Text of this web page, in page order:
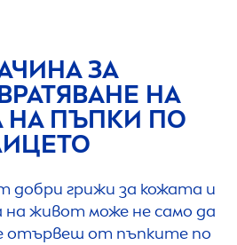
ЗА
НА
НА ПЪПКИ ПО
добри грижи за кожата и
на живот може не само да
отървеш от пъпките по